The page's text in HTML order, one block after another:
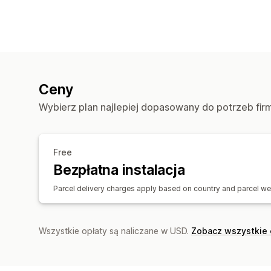
Ceny
Wybierz plan najlepiej dopasowany do potrzeb
Free
Bezpłatna instalacja
Parcel delivery charges apply based on country and parcel
Wszystkie opłaty są naliczane w USD. Zobacz wszystkie